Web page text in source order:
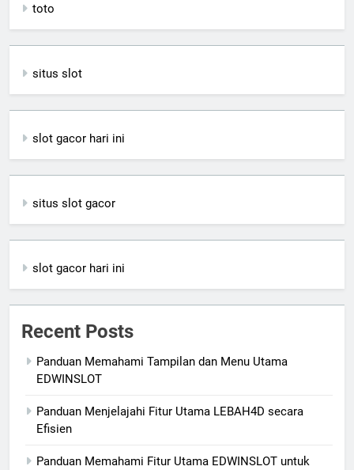
toto
situs slot
slot gacor hari ini
situs slot gacor
slot gacor hari ini
Recent Posts
Panduan Memahami Tampilan dan Menu Utama
EDWINSLOT
Panduan Menjelajahi Fitur Utama LEBAH4D secara
Efisien
Panduan Memahami Fitur Utama EDWINSLOT untuk